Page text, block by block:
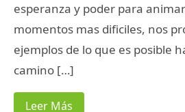
esperanza y poder para
momentos mas dificiles, nos
ejemplos de lo que es posible
camino […]
Leer Más